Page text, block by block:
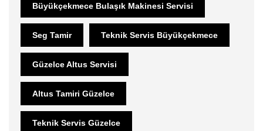
Büyükçekmece Bulaşık Makinesi Servisi
Seg Tamir Teknik Servis Büyükçekmece
Güzelce Altus Servisi
Altus Tamiri Güzelce
Teknik Servis Güzelce